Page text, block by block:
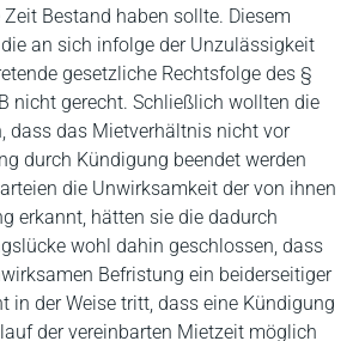
Bestand haben sollte. Diesem
an sich infolge der Unzulässigkeit
gesetzliche Rechtsfolge des §
nicht gerecht. Schließlich wollten die
dass das Mietverhältnis nicht vor
durch Kündigung beendet werden
die Unwirksamkeit der von ihnen
erkannt, hätten sie die dadurch
wohl dahin geschlossen, dass
Befristung ein beiderseitiger
in der Weise tritt, dass eine Kündigung
der vereinbarten Mietzeit möglich